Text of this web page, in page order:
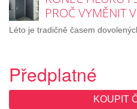
PROČ VYMĚNIT
Léto je tradičně časem
Předplatné
KOUPIT